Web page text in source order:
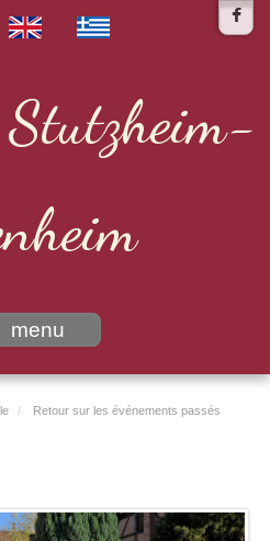
Stutzheim-
menu
Retour sur les événements passés